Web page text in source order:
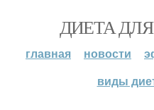
ДИЕТА
главная новости
виды